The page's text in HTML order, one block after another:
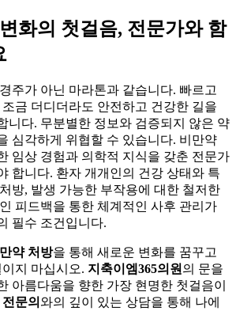
화의 첫걸음, 전문가와 함
주가 아닌 마라톤과 같습니다. 빠르고
금 더디더라도 안전하고 건강한 길을
니다. 무분별한 정보와 검증되지 않은 약
심각하게 위협할 수 있습니다. 비만약
임상 경험과 의학적 지식을 갖춘 전문가
합니다. 환자 개개인의 건강 상태와 특
방, 발생 가능한 부작용에 대한 철저한
피드백을 통한 체계적인 사후 관리가
필수 조건입니다.
약 처방을 통해 새로운 변화를 꿈꾸고
지 마십시오. 지축이엠365의원 의 문을
아름다움을 향한 가장 현명한 첫걸음이
문의 와의 깊이 있는 상담을 통해 나에